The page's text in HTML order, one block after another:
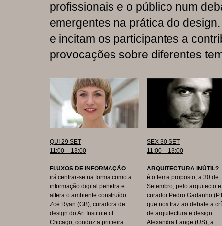
profissionais e o público num
emergentes na prática do
e incitam os participantes a
provocações sobre diferentes
QUI 29 SET
11:00 – 13:00
FLUXOS DE INFORMAÇÃO
irá centrar-se na forma como a
informação digital penetra e
altera o ambiente construído.
Zoë Ryan (GB), curadora de
design do Art Institute of
Chicago, conduz a primeira
SEX 30 SET
11:00 – 13:00
ARQUITECTURA INÚTIL?
é o tema proposto, a 30 de
Setembro, pelo arquitecto e
curador Pedro Gadanho
que nos traz ao debate a
de arquitectura e design
Alexandra Lange (US), a